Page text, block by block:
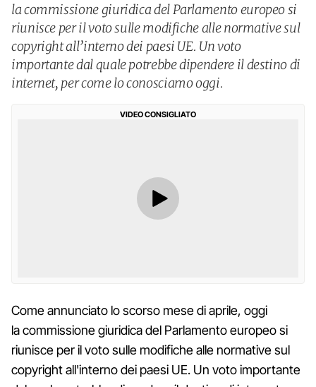
la commissione giuridica del Parlamento europeo si
riunisce per il voto sulle modifiche alle normative sul
copyright all’interno dei paesi UE. Un voto
importante dal quale potrebbe dipendere il destino di
internet, per come lo conosciamo oggi.
VIDEO CONSIGLIATO
Come annunciato lo scorso mese di aprile, oggi
la commissione giuridica del Parlamento europeo si
riunisce per il voto sulle modifiche alle normative sul
copyright all'interno dei paesi UE. Un voto importante